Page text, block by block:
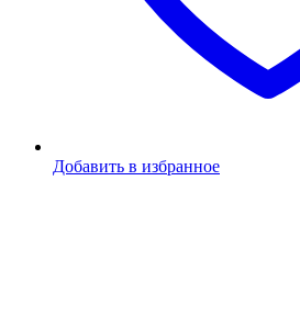
Добавить в избранное